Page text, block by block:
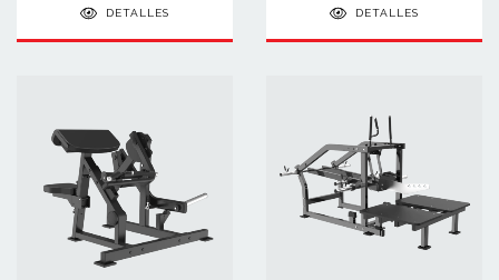
DETALLES DETALLES